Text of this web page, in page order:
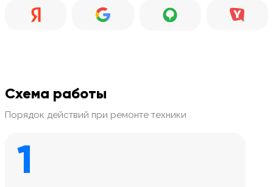
Схема работы
Порядок действий при ремонте техники
1